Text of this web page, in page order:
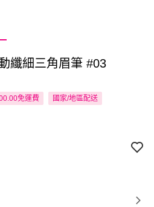
纖細三角眉筆 #03
免運費 國家/地區配送